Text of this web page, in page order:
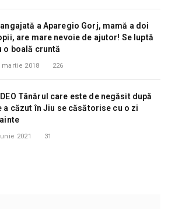
angajată a Aparegio Gorj, mamă a doi
are mare nevoie de ajutor! Se luptă
o boală cruntă
martie 2018 226
Tânărul care este de negăsit după
a căzut în Jiu se căsătorise cu o zi
2021 31